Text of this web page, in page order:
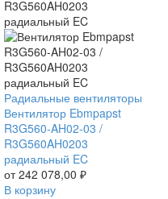
Вентилятор
Ebmpapst
R3G560-
AH02-
03
/
R3G560AH0203
Радиальные вентиляторы
Вентилятор Ebmpapst
R3G560-AH02-03 /
R3G560AH0203
радиальный EC
от242 078,00 ₽
В корзину